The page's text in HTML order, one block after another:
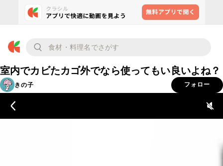
室内でカビたカゴ外でなら使ってもい良いよね？
きの子 フォロー